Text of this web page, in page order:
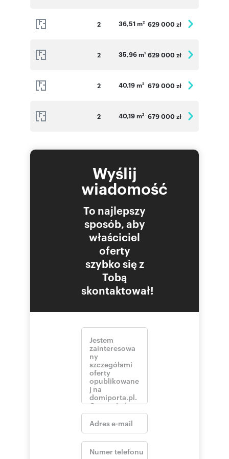
2 36,51 m2 629 000 zł
2 35,96 m2 629 000 zł
2 40,19 m2 679 000 zł
2 40,19 m2 679 000 zł
Wyślij
wiadomość
To najlepszy
sposób, aby
właściciel
oferty
szybko się z
Tobą
skontaktował!